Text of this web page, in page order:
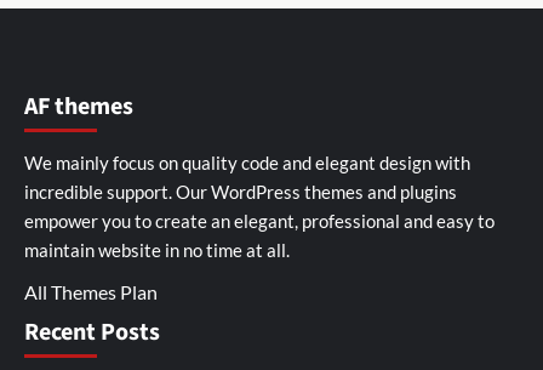
AF themes
We mainly focus on quality code and elegant design with
incredible support. OurWordPress themes and plugins
empower you to create an elegant, professional and easy to
maintain website in no time at all.
All Themes Plan
Recent Posts